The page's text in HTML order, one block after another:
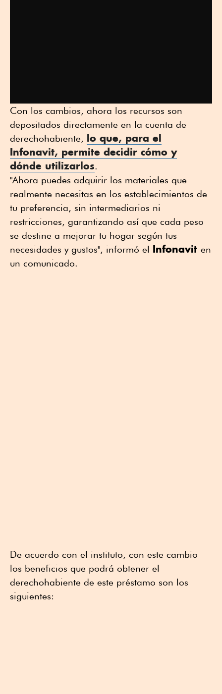
Con los cambios, ahora los recursos son
depositados directamente en la cuenta de
derechohabiente, lo que, para el
Infonavit, permite decidir cómo y
dónde utilizarlos.
"Ahora puedes adquirir los materiales que
realmente necesitas en los establecimientos de
tu preferencia, sin intermediarios ni
restricciones, garantizando así que cada peso
se destine a mejorar tu hogar según tus
necesidades y gustos", informó el Infonavit en
un comunicado.
De acuerdo con el instituto, con este cambio
los beneficios que podrá obtener el
derechohabiente de este préstamo son los
siguientes: